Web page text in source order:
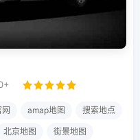
amap地图 搜索地点
北京地图 街景地图